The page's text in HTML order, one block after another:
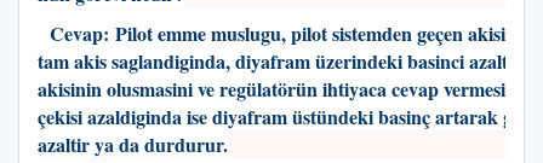
Cevap: Pilot emme muslugu, pilot sistemden geçen akisi
tam akis saglandiginda, diyafram üzerindeki basinci
akisinin olusmasini ve regülatörün ihtiyaca cevap vermesini
çekisi azaldiginda ise diyafram üstündeki basinç artarak gaz
azaltir ya da durdurur.